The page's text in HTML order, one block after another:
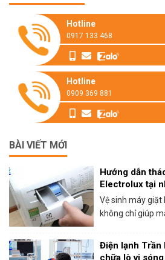
Hotline
0917 133 468
Hotline
0909 369 881
BÀI VIẾT MỚI
Hướng dẫn
Electrolux tại
Vệ sinh máy
không chỉ giúp
Điện lạnh Trần
chữa lò vi